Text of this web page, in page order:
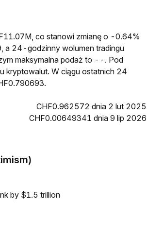
co stanowi zmianę o -0.64%
a 24-godzinny wolumen tradingu
maksymalna podaż to --. Pod
kryptowalut. W ciągu ostatnich 24
CHF0.962572 dnia 2 lut 2025
CHF0.00649341 dnia 9 lip 2026
by $1.5 trillion